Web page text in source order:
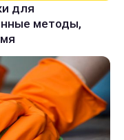
для
методы,